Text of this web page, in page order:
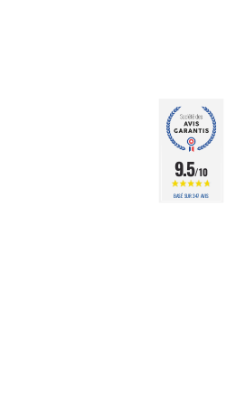
9.5/10
BASÉ SUR 347 AVIS